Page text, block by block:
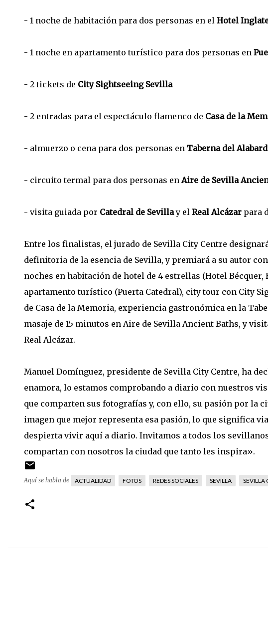
- 1 noche de habitación para dos personas en el Hotel
- 1 noche en apartamento turístico para dos personas en
- 2 tickets de City Sightseeing Sevilla
- 2 entradas para el espectáculo flamenco de Casa de la
- almuerzo o cena para dos personas en Taberna del
- circuito termal para dos personas en Aire de Sevilla
- visita guiada por Catedral de Sevillay el Real Alcázar para
Entre los finalistas, el jurado de Sevilla City Centre
definitoria de la esencia de Sevilla, y premiará a su autor
noches en habitación de hotel de 4 estrellas (Hotel
apartamento turístico (Puerta Catedral), city tour con City
de Casa de la Memoria, experiencia gastronómica en la
masaje de 15 minutos en Aire de Sevilla Ancient Baths, y
Real Alcázar.
Manuel Domínguez, presidente de Sevilla City Centre, ha
enamora, lo estamos comprobando a diario con nuestros
que comparten sus fotografías y, con ello, su pasión por la
imagen que mejor representa esa pasión, lo que significa
despierta vivir aquí a diario. Invitamos a todos los
compartan con nosotros la ciudad que tanto les inspira».
Aquí se habla de ACTUALIDAD FOTOS REDES SOCIALES SEVILLA SEVILLA